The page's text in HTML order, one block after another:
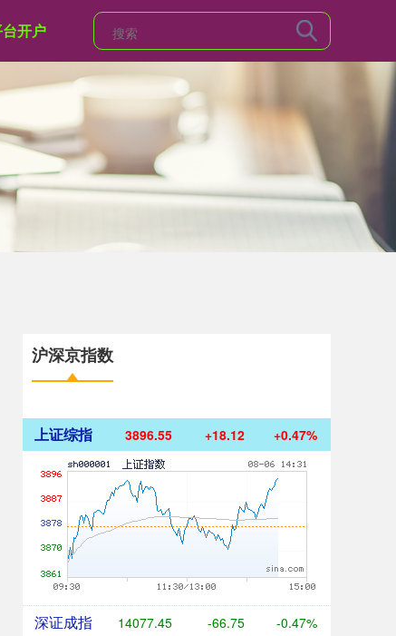
开户
沪深京指数
上证综指 3896.16 +17.73 +0.46%
深证成指 14078.02 -66.19 -0.47%